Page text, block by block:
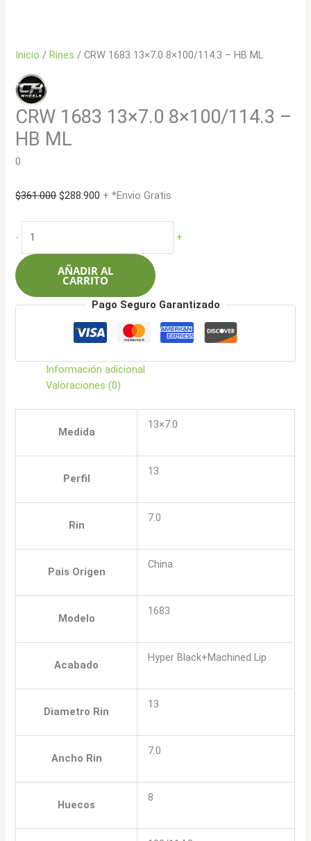
Inicio / Rines / CRW 1683 13×7.0 8×100/114.3 – HB ML
CRW 1683 13×7.0 8×100/114.3 –
HB ML
0
$361.000El
$288.900 El
$288.900.
+ *Envio Gratis
-
1683
13x7.0
8x100/114.3
-
HB
+
AÑADIR AL
CARRITO
Pago Seguro Garantizado
Información adicional
Valoraciones (0)
Medida
13×7.0
Perfil
13
Rin
7.0
Pais Origen
China
Modelo
1683
Acabado
Hyper Black+Machined Lip
Diametro Rin
13
Ancho Rin
7.0
Huecos
8